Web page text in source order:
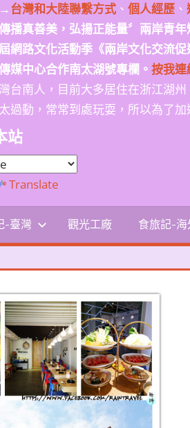
台灣和大陸聯繫方式、 個人經歷、
播真善美，弘揚正能量〞兩岸青
網路文化活動季《兩岸文化交流促
媒中心合作南太湖號專欄。 按我連
台南人，目前大多居住在浙江湖州
過動，常常到處玩耍，所以為了
站
Translate
-臺灣 觀光工廠 食旅記-海